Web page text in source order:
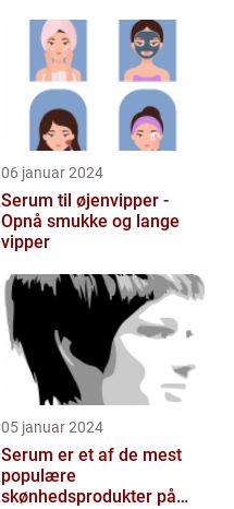
06 januar 2024
Serum til øjenvipper -
Opnå smukke og lange
vipper
05 januar 2024
Serum er et af de mest
populære
skønhedsprodukter på